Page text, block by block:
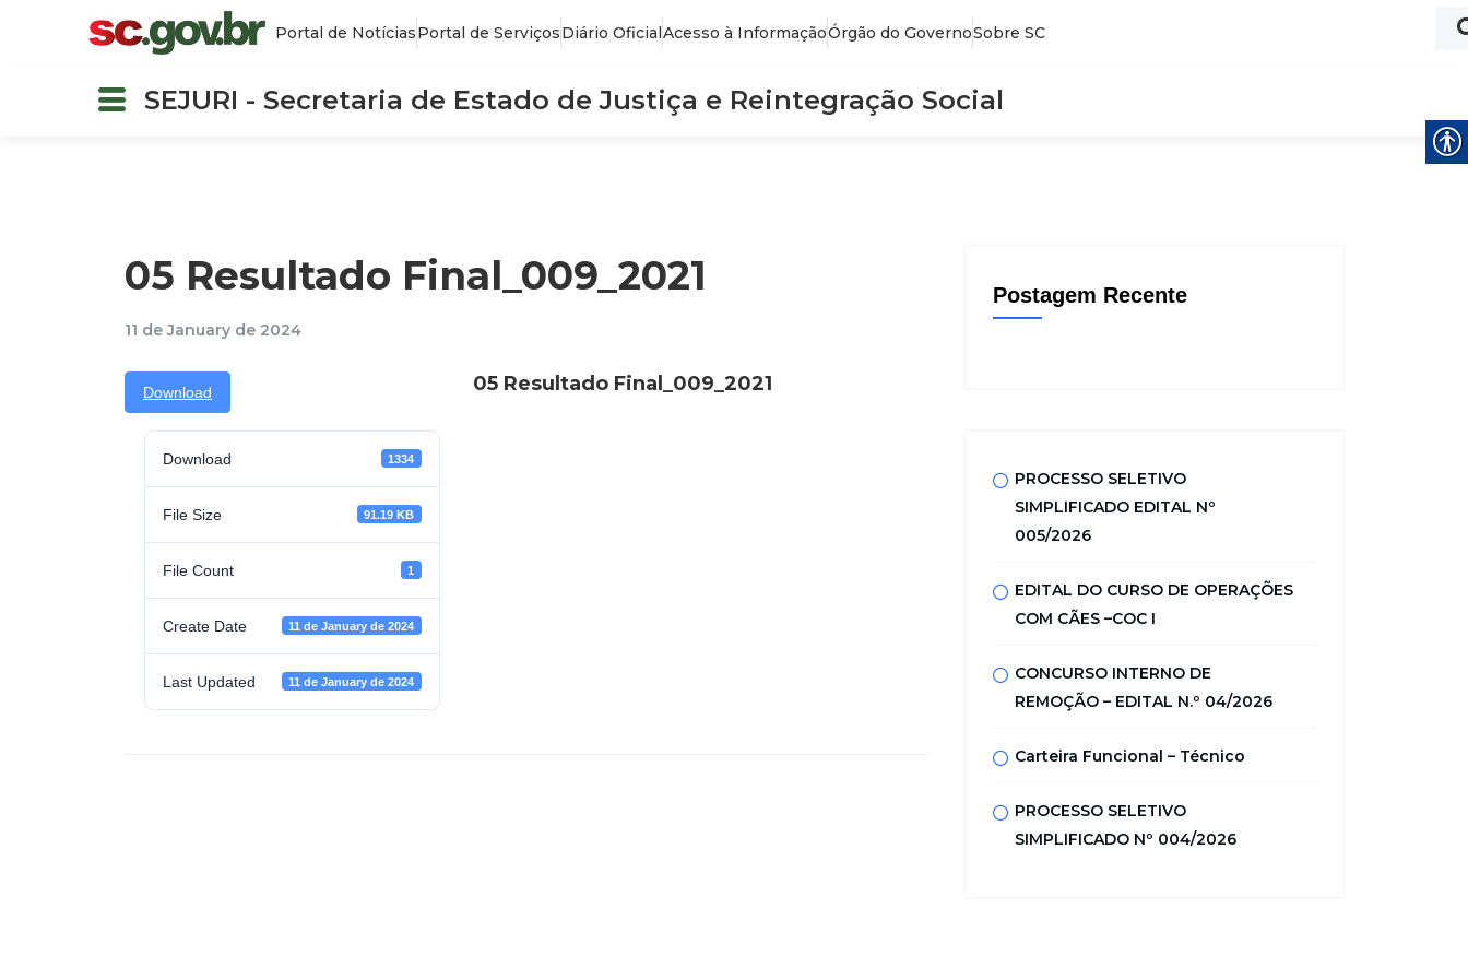
Portal de NotíciasPortal de ServiçosDiário OficialAcesso à InformaçãoÓrgão do GovernoSobre SC
SEJURI - Secretaria de Estado de Justiça e Reintegração Social
05 Resultado Final_009_2021
11 de January de 2024
Download
Download 1334
File Size 91.19 KB
File Count 1
Create Date 11 de January de 2024
Last Updated 11 de January de 2024
05 Resultado Final_009_2021
Postagem Recente
PROCESSO SELETIVO
SIMPLIFICADO EDITAL Nº
005/2026
EDITAL DO CURSO DE OPERAÇÕES
COM CÃES –COC I
CONCURSO INTERNO DE
REMOÇÃO – EDITAL N.º 04/2026
Carteira Funcional – Técnico
PROCESSO SELETIVO
SIMPLIFICADO Nº 004/2026